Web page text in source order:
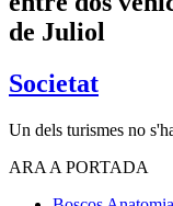
de Juliol
Societat
Un dels turismes no
ARA A PORTADA